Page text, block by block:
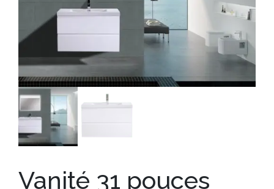
Vanité 31 pouces